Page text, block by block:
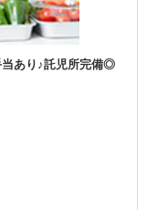
当あり♪託児所完備◎